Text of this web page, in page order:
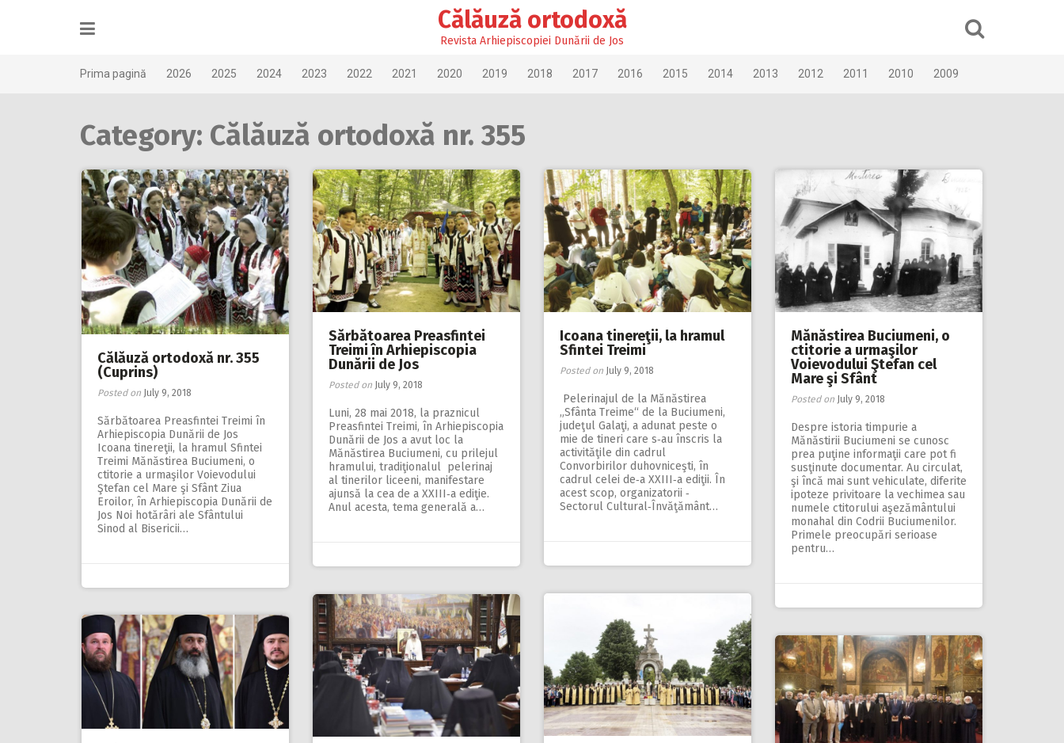
Călăuză ortodoxă
Revista Arhiepiscopiei Dunării de Jos
Prima pagină 2026 2025 2024 2023 2022 2021 2020 2019 2018 2017 2016 2015 2014 2013 2012 2011 2010 2009
Category: Călăuză ortodoxă nr. 355
Călăuză ortodoxă nr. 355
(Cuprins)
Posted on July 9, 2018
Sărbătoarea Preasfintei Treimi în
Arhiepiscopia Dunării de Jos
Icoana tinereţii, la hramul Sfintei
Treimi Mănăstirea Buciumeni, o
ctitorie a urmaşilor Voievodului
Ştefan cel Mare şi Sfânt Ziua
Eroilor, în Arhiepiscopia Dunării de
Jos Noi hotărâri ale Sfântului
Sinod al Bisericii…
Sărbătoarea Preasfintei
Treimi în Arhiepiscopia
Dunării de Jos
Posted on July 9, 2018
Luni, 28 mai 2018, la praznicul
Preasfintei Treimi, în Arhiepiscopia
Dunării de Jos a avut loc la
Mănăstirea Buciumeni, cu prilejul
hramului, tradiţionalul pelerinaj
al tinerilor liceeni, manifestare
ajunsă la cea de a XXIII‑a ediţie.
Anul acesta, tema generală a…
Icoana tinereţii, la hramul
Sfintei Treimi
Posted on July 9, 2018
Pelerinajul de la Mănăstirea
„Sfânta Treime“ de la Buciumeni,
judeţul Galaţi, a adunat peste o
mie de tineri care s‑au înscris la
activităţile din cadrul
Convorbirilor duhovniceşti, în
cadrul celei de‑a XXIII‑a ediţii. În
acest scop, organizatorii ‑
Sectorul Cultural‑Învăţământ…
Mănăstirea Buciumeni, o
ctitorie a urmaşilor
Voievodului Ştefan cel
Mare şi Sfânt
Posted on July 9, 2018
Despre istoria timpurie a
Mănăstirii Buciumeni se cunosc
prea puţine informaţii care pot fi
susţinute documentar. Au circulat,
şi încă mai sunt vehiculate, diferite
ipoteze privitoare la vechimea sau
numele ctitorului aşezământului
monahal din Codrii Buciumenilor.
Primele preocupări serioase
pentru…